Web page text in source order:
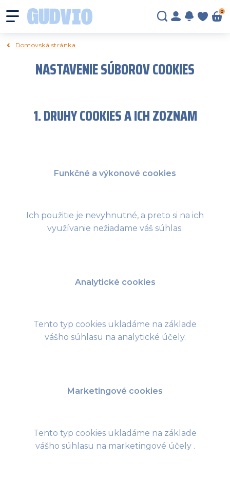
0
Domovská stránka
NASTAVENIE SÚBOROV COOKIES
1. DRUHY COOKIES A ICH ZOZNAM
Funkčné a výkonové cookies
Ich použitie je nevyhnutné, a preto si na ich
využívanie nežiadame váš súhlas.
Analytické cookies
Tento typ cookies ukladáme na základe
vášho súhlasu na analytické účely.
Marketingové cookies
Tento typ cookies ukladáme na základe
vášho súhlasu na marketingové účely .